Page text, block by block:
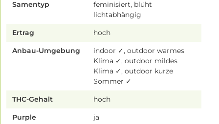
Samentyp
feminisiert, blüht
lichtabhängig
Ertrag hoch
Anbau-Umgebung
indoor ✓, outdoor warmes
Klima ✓, outdoor mildes
Klima ✓, outdoor kurze
Sommer ✓
THC-Gehalt hoch
Purple ja